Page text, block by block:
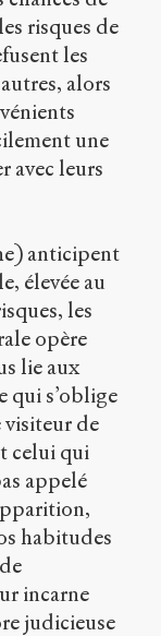
risques de
les
alors
une
avec leurs
anticipent
élevée au
les
opère
lie aux
qui s’oblige
visiteur de
celui qui
appelé
habitudes
incarne
judicieuse